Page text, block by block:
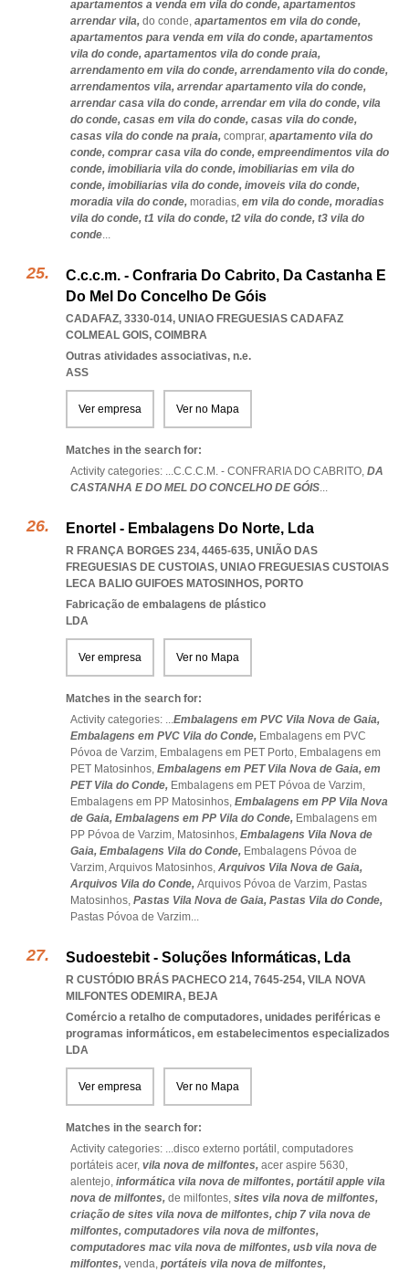
apartamentos a venda em vila do conde, apartamentos
arrendar vila, do conde, apartamentos em vila do conde,
apartamentos para venda em vila do conde, apartamentos
vila do conde, apartamentos vila do conde praia,
arrendamento em vila do conde, arrendamento vila do conde,
arrendamentos vila, arrendar apartamento vila do conde,
arrendar casa vila do conde, arrendar em vila do conde, vila
do conde, casas em vila do conde, casas vila do conde,
casas vila do conde na praia, comprar, apartamento vila do
conde, comprar casa vila do conde, empreendimentos vila do
conde, imobiliaria vila do conde, imobiliarias em vila do
conde, imobiliarias vila do conde, imoveis vila do conde,
moradia vila do conde, moradias, em vila do conde, moradias
vila do conde, t1 vila do conde, t2 vila do conde, t3 vila do
conde...
C.c.c.m. - Confraria Do Cabrito, Da Castanha E
Do Mel Do Concelho De Góis
CADAFAZ, 3330-014, UNIAO FREGUESIAS CADAFAZ
COLMEAL GOIS, COIMBRA
Outras atividades associativas, n.e.
ASS
Ver empresa Ver no Mapa
Matches in the search for:
Activity categories: ...C.C.C.M. - CONFRARIA DO CABRITO, DA
CASTANHA E DO MEL DO CONCELHO DE GÓIS...
Enortel - Embalagens Do Norte, Lda
R FRANÇA BORGES 234, 4465-635, UNIÃO DAS
FREGUESIAS DE CUSTOIAS, UNIAO FREGUESIAS CUSTOIAS
LECA BALIO GUIFOES MATOSINHOS, PORTO
Fabricação de embalagens de plástico
LDA
Ver empresa Ver no Mapa
Matches in the search for:
Activity categories: ...Embalagens em PVC Vila Nova de Gaia,
Embalagens em PVC Vila do Conde, Embalagens em PVC
Póvoa de Varzim, Embalagens em PET Porto, Embalagens em
PET Matosinhos, Embalagens em PET Vila Nova de Gaia, em
PET Vila do Conde, Embalagens em PET Póvoa de Varzim,
Embalagens em PP Matosinhos, Embalagens em PP Vila Nova
de Gaia, Embalagens em PP Vila do Conde, Embalagens em
PP Póvoa de Varzim, Matosinhos, Embalagens Vila Nova de
Gaia, Embalagens Vila do Conde, Embalagens Póvoa de
Varzim,Arquivos Matosinhos, Arquivos Vila Nova de Gaia,
Arquivos Vila do Conde, Arquivos Póvoa de Varzim, Pastas
Matosinhos, Pastas Vila Nova de Gaia, Pastas Vila do Conde,
Pastas Póvoa de Varzim...
Sudoestebit - Soluções Informáticas, Lda
R CUSTÓDIO BRÁS PACHECO 214, 7645-254, VILA NOVA
MILFONTES ODEMIRA, BEJA
Comércio a retalho de computadores, unidades periféricas e
programas informáticos, em estabelecimentos especializados
LDA
Ver empresa Ver no Mapa
Matches in the search for:
Activity categories: ...disco externo portátil, computadores
portáteis acer, vila nova de milfontes, acer aspire 5630,
alentejo, informática vila nova de milfontes, portátil apple vila
nova de milfontes, de milfontes, sites vila nova de milfontes,
criação de sites vila nova de milfontes, chip 7 vila nova de
milfontes, computadores vila nova de milfontes,
computadores mac vila nova de milfontes, usb vila nova de
milfontes, venda, portáteis vila nova de milfontes,